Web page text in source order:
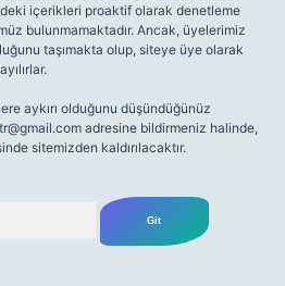
içerikleri proaktif olarak denetleme
bulunmamaktadır. Ancak, üyelerimiz
taşımakta olup, siteye üye olarak
aykırı olduğunu düşündüğünüz
adresine bildirmeniz halinde,
sitemizden kaldırılacaktır.